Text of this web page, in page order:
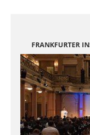
FRANKFURTER